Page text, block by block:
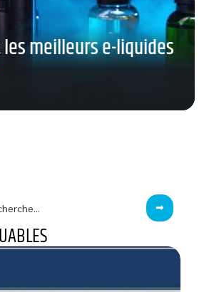
meilleurs e-liquides